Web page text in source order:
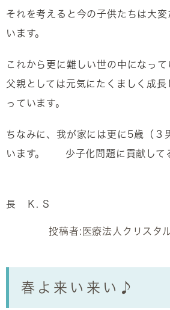
それを考えると今の子供たちは大
います。
これから更に難しい世の中になって
父親としては元気にたくましく成長
っています。
ちなみに、我が家には更に5歳（３
います。 少子化問題に貢献して
長 Ｋ. S
投稿者: 医療法人クリスタ
春よ来い来い♪